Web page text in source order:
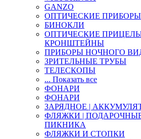
GANZO
ОПТИЧЕСКИЕ ПРИБОРЫ
БИНОКЛИ
ОПТИЧЕСКИЕ
КРОНШТЕЙНЫ
ПРИБОРЫ НОЧНОГО
ЗРИТЕЛЬНЫЕ ТРУБЫ
ТЕЛЕСКОПЫ
... Показать все
ФОНАРИ
ФОНАРИ
ЗАРЯДНОЕ |
ФЛЯЖКИ |
ПИКНИКА
ФЛЯЖКИ И СТОПКИ